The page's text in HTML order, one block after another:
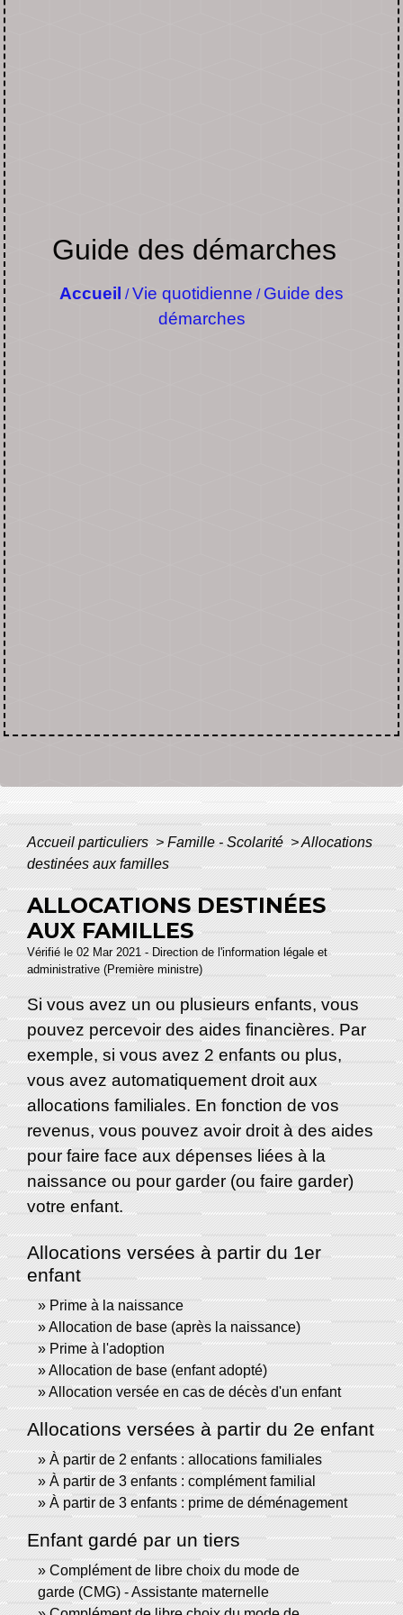
Guide des démarches
Accueil / Vie quotidienne / Guide des
démarches
Accueil particuliers> Famille - Scolarité>Allocations
destinées aux familles
ALLOCATIONS DESTINÉES
AUX FAMILLES
Vérifié le 02 Mar 2021 - Direction de l'information légale et
administrative (Première ministre)
Si vous avez un ou plusieurs enfants, vous
pouvez percevoir des aides financières. Par
exemple, si vous avez 2 enfants ou plus,
vous avez automatiquement droit aux
allocations familiales. En fonction de vos
revenus, vous pouvez avoir droit à des aides
pour faire face aux dépenses liées à la
naissance ou pour garder (ou faire garder)
votre enfant.
Allocations versées à partir du 1er
enfant
Prime à la naissance
Allocation de base (après la naissance)
Prime à l'adoption
Allocation de base (enfant adopté)
Allocation versée en cas de décès d'un enfant
Allocations versées à partir du 2e enfant
À partir de 2 enfants : allocations familiales
À partir de 3 enfants : complément familial
À partir de 3 enfants : prime de déménagement
Enfant gardé par un tiers
Complément de libre choix du mode de
garde (CMG) - Assistante maternelle